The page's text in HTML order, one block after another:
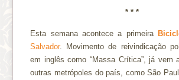
* * *
Esta semana acontece a primeira
Salvador. Movimento de reivindicação
em inglês como “Massa Crítica”, já vem
outras metrópoles do país, como São